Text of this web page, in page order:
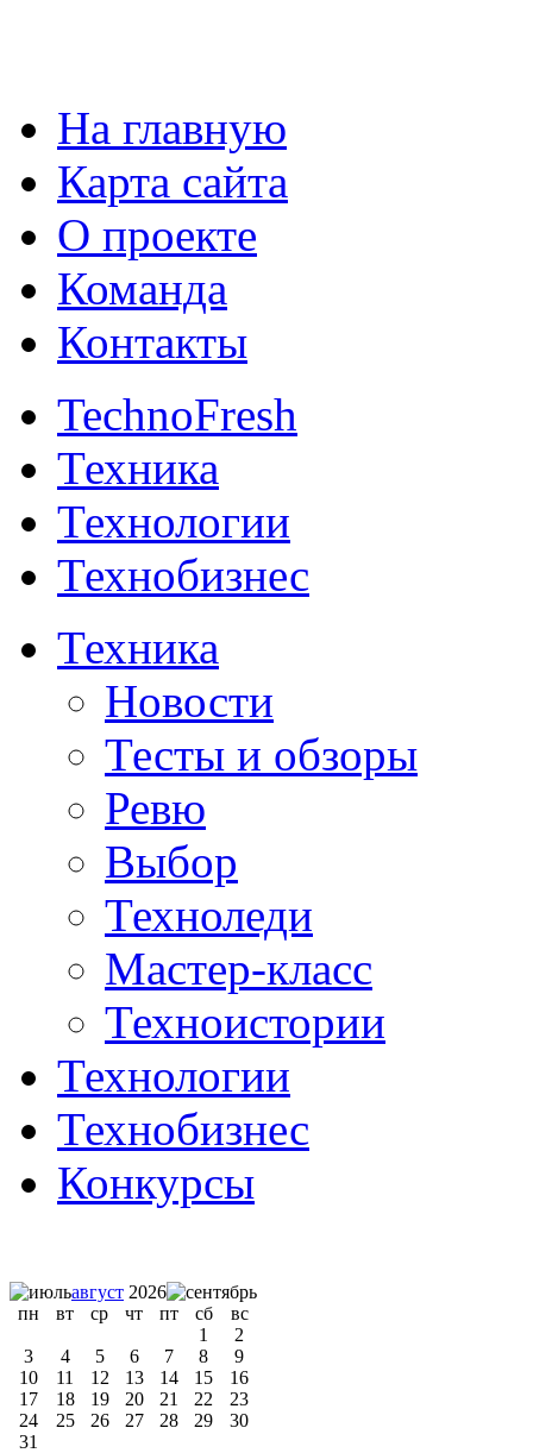
На главную
Карта сайта
О проекте
Команда
Контакты
TechnoFresh
Техника
Технологии
Технобизнес
Техника
Новости
Тесты и обзоры
Ревю
Выбор
Техноледи
Мастер-класс
Техноистории
Технологии
Технобизнес
Конкурсы
август 2026
пн
вт ср чт пт сб
вс
1
2
3
4 5 6 7 8
9
10
11 12 13 14 15
16
17
18 19 20 21 22
23
24
25 26 27 28 29
30
31